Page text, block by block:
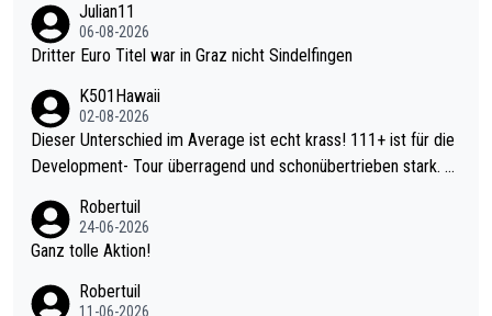
Julian11
06-08-2026
Dritter Euro Titel war in Graz nicht Sindelfingen
K501Hawaii
02-08-2026
Dieser Unterschied im Average ist echt krass! 111+ ist für die
Development- Tour überragend und schonübertrieben stark. U
mal 40+ erst recht. Da gewinnst keinen Blumentopf - ist ja noc
h krasser wie ein Pokalspiel eines Kreisligisten vs einem Bund
Robertuil
24-06-2026
Ganz tolle Aktion!
Robertuil
11-06-2026